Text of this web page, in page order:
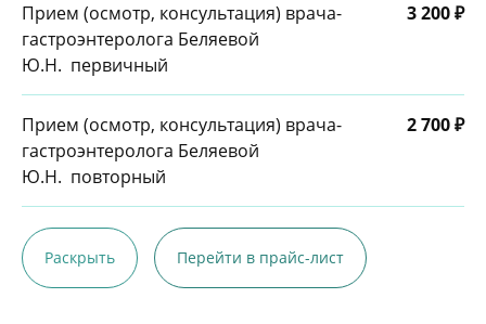
Прием (осмотр, консультация) врача-
гастроэнтеролога Беляевой
Ю.Н. первичный
3 200 ₽
Прием (осмотр, консультация) врача-
гастроэнтеролога Беляевой
Ю.Н. повторный
2 700 ₽
Раскрыть Перейти в прайс-лист